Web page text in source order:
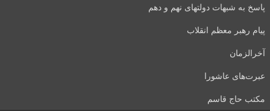
پاسخ به شبهات دولتهای نهم و دهم
پیام رهبر معظم انقلاب
آخرالزمان
عبرت‌های عاشورا
مکتب حاج قاسم